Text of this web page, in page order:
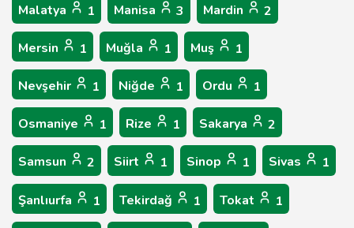
Malatya 1 Manisa 3 Mardin 2
Mersin 1 Muğla 1 Muş 1
Nevşehir 1 Niğde 1 Ordu 1
Osmaniye 1 Rize 1 Sakarya 2
Samsun 2 Siirt 1 Sinop 1 Sivas 1
Şanlıurfa 1 Tekirdağ 1 Tokat 1